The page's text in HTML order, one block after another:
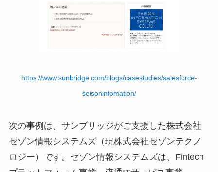
https://www.sunbridge.com/blogs/casestudies/salesforce-
seisoninfomation/
次の事例は、サンブリッジがご支援した株式会社
セゾン情報システムズ（現株式会社セゾンテクノ
ロジー）です。セゾン情報システムズは、Fintech